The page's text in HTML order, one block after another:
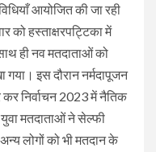
आयोजित की जा रही
को हस्ताक्षरपट्टिका में
ही नव मतदाताओं को
इस दौरान नर्मदापूजन
कर निर्वाचन 2023 में नैतिक
मतदाताओं ने सेल्फी
लोगों को भी मतदान के